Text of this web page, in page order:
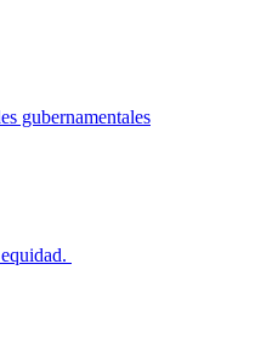
gubernamentales